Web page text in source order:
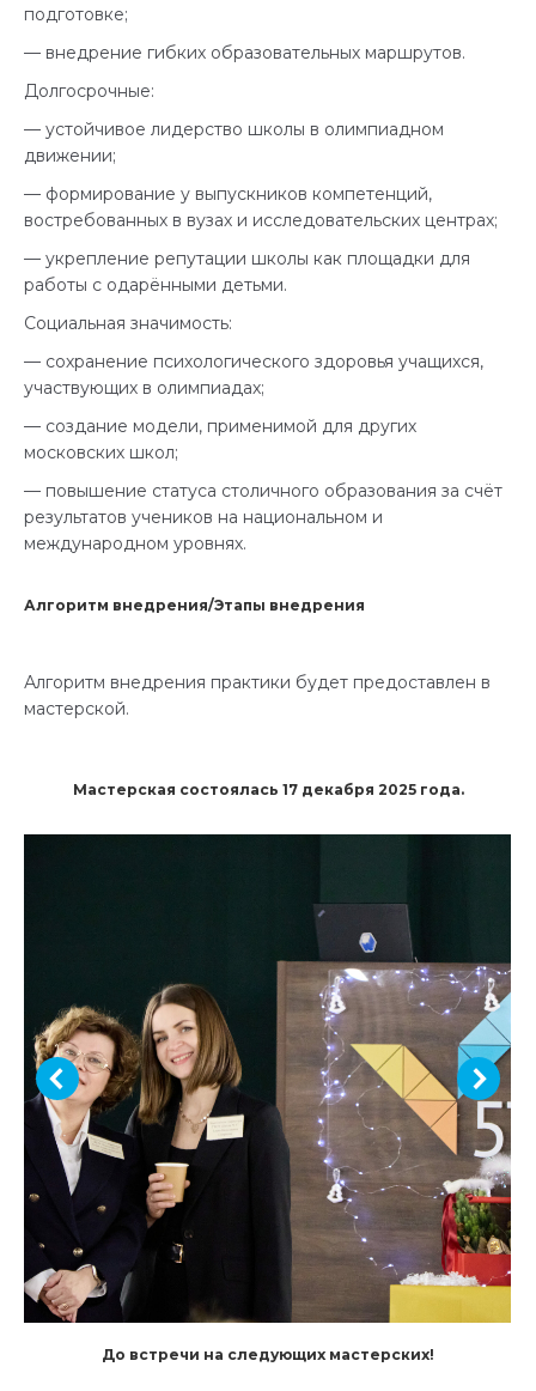
подготовке;
— внедрение гибких образовательных маршрутов.
Долгосрочные:
— устойчивое лидерство школы в олимпиадном
движении;
— формирование у выпускников компетенций,
востребованных в вузах и исследовательских центрах;
— укрепление репутации школы как площадки для
работы с одарёнными детьми.
Социальная значимость:
— сохранение психологического здоровья учащихся,
участвующих в олимпиадах;
— создание модели, применимой для других
московских школ;
— повышение статуса столичного образования за счёт
результатов учеников на национальном и
международном уровнях.
Алгоритм внедрения/Этапы внедрения
Алгоритм внедрения практики будет предоставлен в
мастерской.
Мастерская состоялась 17 декабря 2025 года.
До встречи на следующих мастерских!